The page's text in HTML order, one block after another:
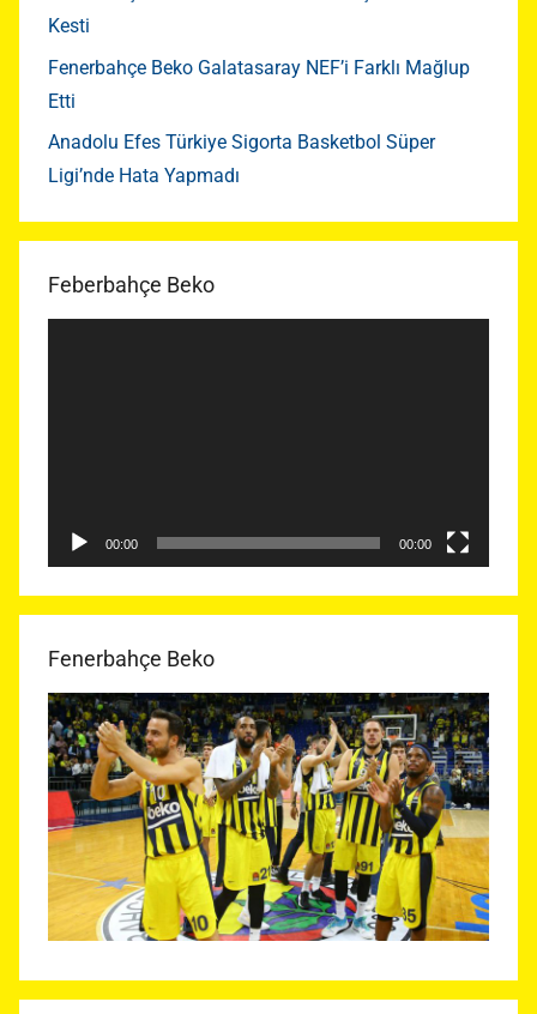
Kesti
Fenerbahçe Beko Galatasaray NEF’i Farklı Mağlup
Etti
Anadolu Efes Türkiye Sigorta Basketbol Süper
Ligi’nde Hata Yapmadı
Feberbahçe Beko
00:00 00:00
Fenerbahçe Beko